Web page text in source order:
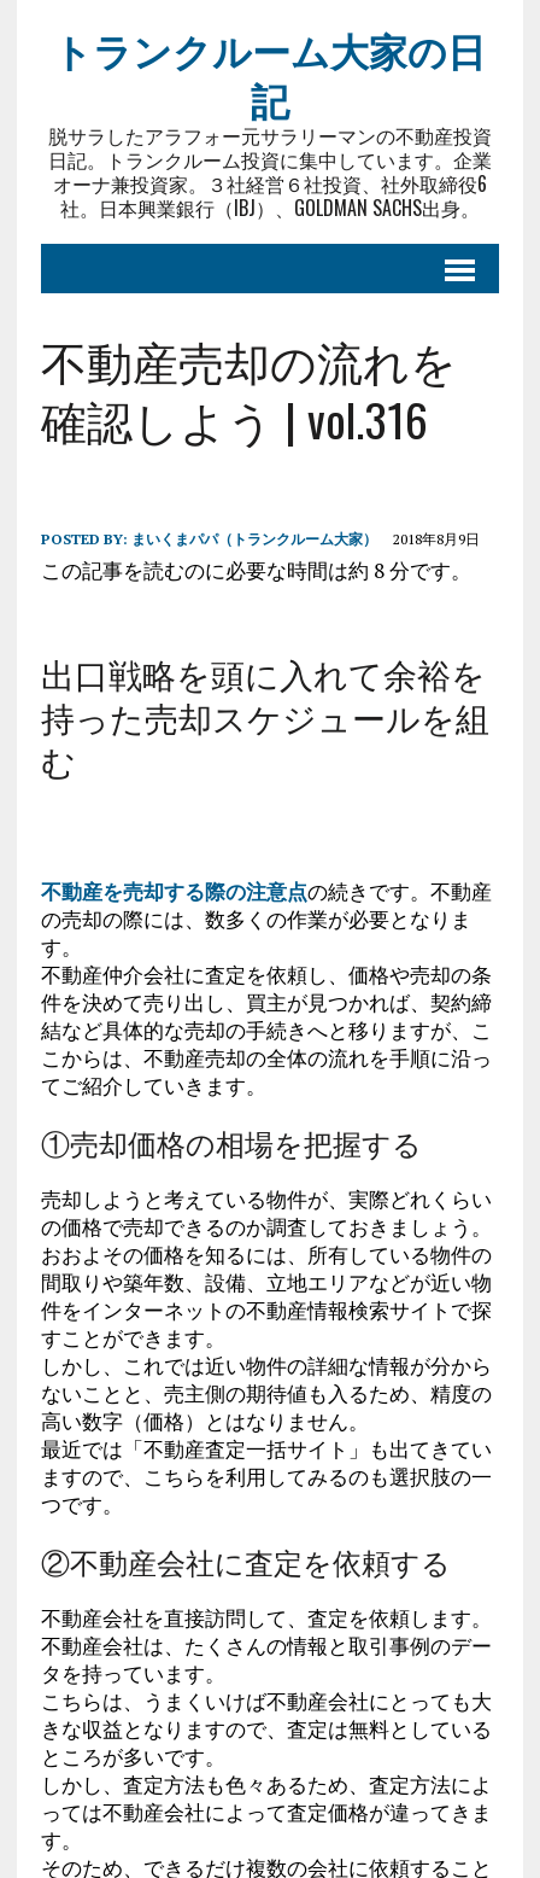
トランクルーム大家の日
記
脱サラしたアラフォー元サラリーマンの不動産投資
日記。トランクルーム投資に集中しています。企業
オーナ兼投資家。３社経営６社投資、社外取締役6
社。日本興業銀行（IBJ）、GOLDMAN SACHS出身。
不動産売却の流れを
確認しよう | vol.316
POSTED BY: まいくまパパ（トランクルーム大家） 2018年8月9日
この記事を読むのに必要な時間は約 8 分です。
出口戦略を頭に入れて余裕を
持った売却スケジュールを組
む
不動産を売却する際の注意点の続きです。不動産
の売却の際には、数多くの作業が必要となりま
す。
不動産仲介会社に査定を依頼し、価格や売却の条
件を決めて売り出し、買主が見つかれば、契約締
結など具体的な売却の手続きへと移りますが、こ
こからは、不動産売却の全体の流れを手順に沿っ
てご紹介していきます。
①売却価格の相場を把握する
売却しようと考えている物件が、実際どれくらい
の価格で売却できるのか調査しておきましょう。
おおよその価格を知るには、所有している物件の
間取りや築年数、設備、立地エリアなどが近い物
件をインターネットの不動産情報検索サイトで探
すことができます。
しかし、これでは近い物件の詳細な情報が分から
ないことと、売主側の期待値も入るため、精度の
高い数字（価格）とはなりません。
最近では「不動産査定一括サイト」も出てきてい
ますので、こちらを利用してみるのも選択肢の一
つです。
②不動産会社に査定を依頼する
不動産会社を直接訪問して、査定を依頼します。
不動産会社は、たくさんの情報と取引事例のデー
タを持っています。
こちらは、うまくいけば不動産会社にとっても大
きな収益となりますので、査定は無料としている
ところが多いです。
しかし、査定方法も色々あるため、査定方法によ
っては不動産会社によって査定価格が違ってきま
す。
そのため、できるだけ複数の会社に依頼すること